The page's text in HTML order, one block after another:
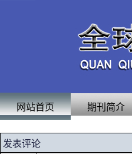
网站首页 期刊简介
发表评论